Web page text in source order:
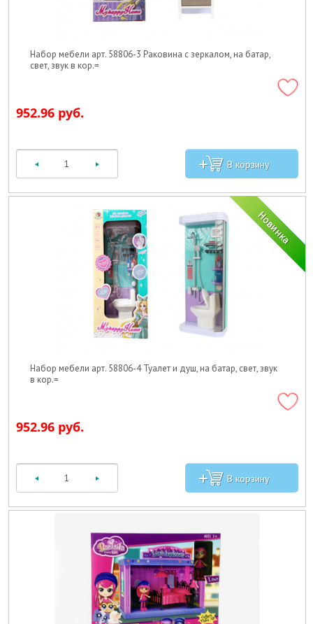
Набор мебели арт. 58806-3 Раковина с зеркалом, на батар,
свет, звук в кор.=
952.96 руб.
Набор мебели арт. 58806-4 Туалет и душ, на батар, свет, звук
в кор.=
952.96 руб.